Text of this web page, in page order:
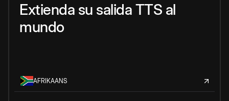
Extienda su salida TTS al
mundo
AFRIKAANS